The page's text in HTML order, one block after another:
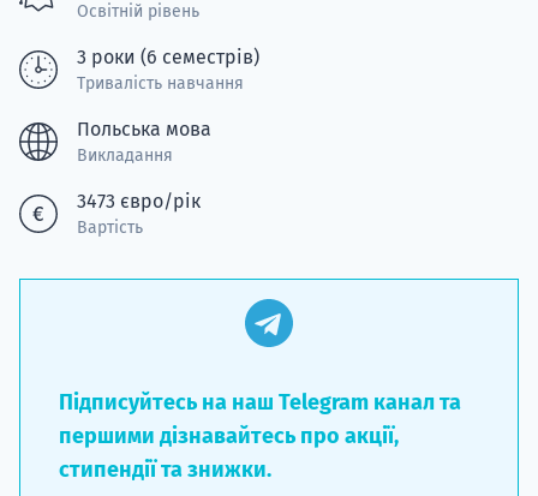
Освітній рівень
3 роки (6 семестрів)
Тривалість навчання
Польська мова
Викладання
3473 євро/рік
Вартість
Підписуйтесь на наш Telegram канал та
першими дізнавайтесь про акції,
стипендії та знижки.